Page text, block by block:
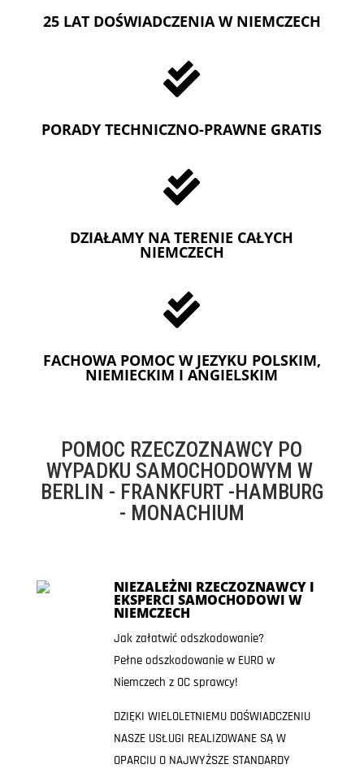
25 LAT DOŚWIADCZENIA W NIEMCZECH

PORADY TECHNICZNO-PRAWNE GRATIS

DZIAŁAMY NA TERENIE CAŁYCH
NIEMCZECH

FACHOWA POMOC W JEZYKU POLSKIM,
NIEMIECKIM I ANGIELSKIM
POMOC RZECZOZNAWCY PO
WYPADKU SAMOCHODOWYM W
BERLIN - FRANKFURT -HAMBURG
- MONACHIUM
NIEZALEŻNI RZECZOZNAWCY I
EKSPERCI SAMOCHODOWI W
NIEMCZECH
Jak załatwić odszkodowanie?
Pełne odszkodowanie w EURO w
Niemczech z OC sprawcy!
DZIĘKI WIELOLETNIEMU DOŚWIADCZENIU
NASZE USŁUGI REALIZOWANE SĄ W
OPARCIU O NAJWYŻSZE STANDARDY